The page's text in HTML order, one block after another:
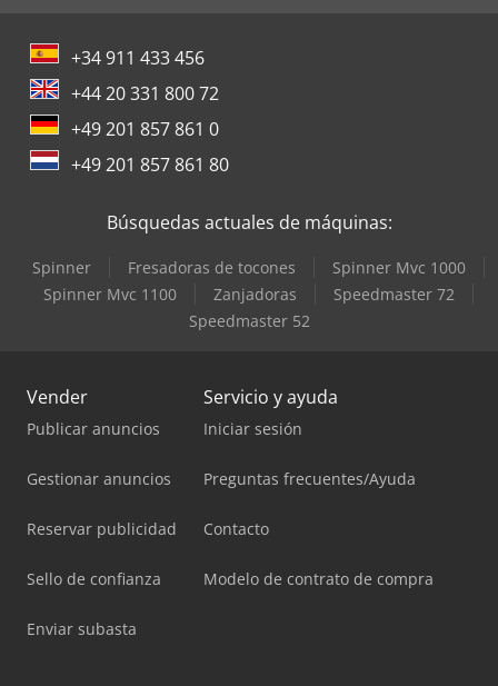
+34 911 433 456
+44 20 331 800 72
+49 201 857 861 0
+49 201 857 861 80
Búsquedas actuales de máquinas:
Spinner Fresadoras de tocones
Spinner Mvc 1000
Spinner Mvc 1100
Zanjadoras
Speedmaster 72
Speedmaster 52
Vender
Publicar anuncios
Gestionar anuncios
Reservar publicidad
Sello de confianza
Enviar subasta
Servicio y ayuda
Iniciar sesión
Preguntas frecuentes/Ayuda
Contacto
Modelo de contrato de compra